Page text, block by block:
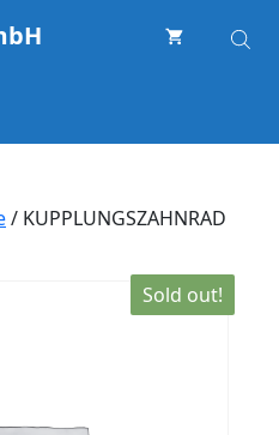
/ KUPPLUNGSZAHNRAD
Sold out!